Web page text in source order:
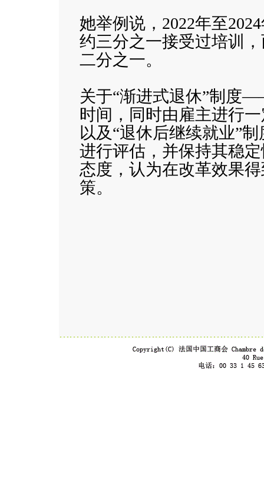
她举例说，2022年至
约三分之一接受过培训
二分之一。
关于“渐进式退休”制度
时间，同时由雇主进行
以及“退休后继续就业”
进行评估，并保持其稳
态度，认为在改革效果
策。